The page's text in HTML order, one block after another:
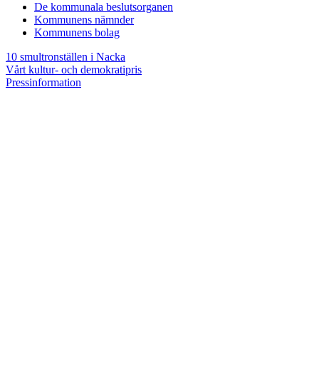
De kommunala beslutsorganen
Kommunens nämnder
Kommunens bolag
10 smultronställen i Nacka
Vårt kultur- och demokratipris
Pressinformation